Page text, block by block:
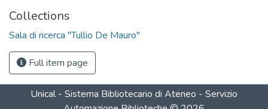
Collections
Sala di ricerca "Tullio De Mauro"
Full item page
Unical - Sistema Bibliotecario di Ateneo - Servizio